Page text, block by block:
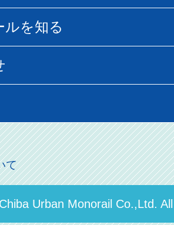
表
ライド
リー
ルを知る
て
Urban Monorail Co.,Ltd.